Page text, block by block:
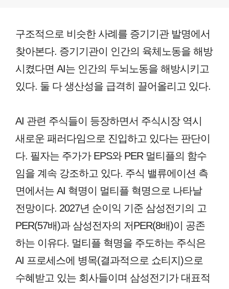
구조적으로 비슷한 사례를 증기기관 발명에서
찾아본다. 증기기관이 인간의 육체노동을 해방
시켰다면 AI는 인간의 두뇌노동을 해방시키고
있다. 둘 다 생산성을 급격히 끌어올리고 있다.
AI 관련 주식들이 등장하면서 주식시장 역시
새로운 패러다임으로 진입하고 있다는 판단이
다. 필자는 주가가 EPS와 PER 멀티플의 함수
임을 계속 강조하고 있다. 주식 밸류에이션 측
면에서는 AI 혁명이 멀티플 혁명으로 나타날
전망이다. 2027년 순이익 기준 삼성전기의 고
PER(57배)과 삼성전자의 저PER(8배)이 공존
하는 이유다. 멀티플 혁명을 주도하는 주식은
AI 프로세스에 병목(결과적으로 쇼티지)으로
수혜받고 있는 회사들이며 삼성전기가 대표적